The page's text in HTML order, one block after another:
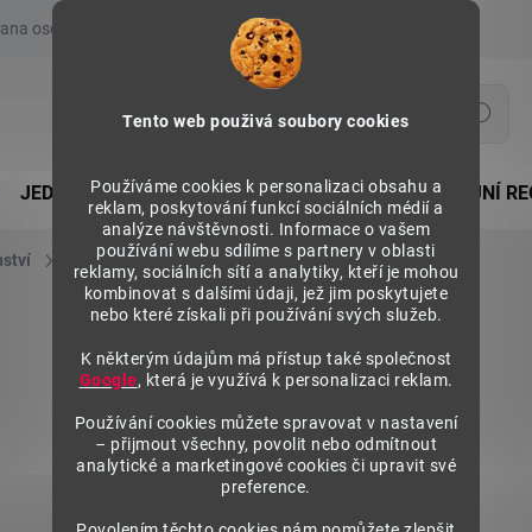
Tento web použivá soubory cookies
Používáme cookies k personalizaci obsahu a
reklam, poskytování funkcí sociálních médií a
analýze návštěvnosti. Informace o vašem
používání webu sdílíme s partnery v oblasti
reklamy, sociálních sítí a analytiky, kteří je mohou
kombinovat s dalšími údaji, jež jim poskytujete
nebo které získali při používání svých služeb.
K některým údajům má přístup také společnost
Google, která je využívá k personalizaci reklam.
Používání cookies můžete spravovat v nastavení
– přijmout všechny, povolit nebo odmítnout
analytické a marketingové cookies či upravit své
preference.
osobních údajů Prohlášení o používání COOKIES
Hledat
JEDNOSTRANNÉ REGÁLY OBOUSTRANNÉ PRODEJNÍ
Police regálů Police korytová 625x500 mm